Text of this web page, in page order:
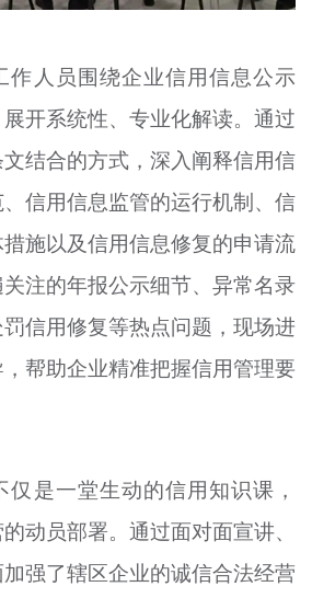
作人员围绕企业信用信息公示
开系统性、专业化解读。通过
结合的方式，深入阐释信用信
信用信息监管的运行机制、信
施以及信用信息修复的申请流
注的年报公示细节、异常名录
信用修复等热点问题，现场进
帮助企业精准把握信用管理要
仅是一堂生动的信用知识课，
动员部署。通过面对面宣讲、
强了辖区企业的诚信合法经营